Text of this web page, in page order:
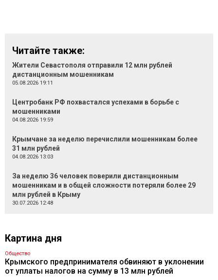
Читайте также:
Жители Севастополя отправили 12 млн рублей
дистанционным мошенникам
05.08.2026 19:11
Центробанк РФ похвастался успехами в борьбе с
мошенниками
04.08.2026 19:59
Крымчане за неделю перечислили мошенникам более
31 млн рублей
04.08.2026 13:03
За неделю 36 человек поверили дистанционным
мошенникам и в общей сложности потеряли более 29
млн рублей в Крыму
30.07.2026 12:48
Картина дня
Общество
Крымского предпринимателя обвиняют в уклонении
от уплаты налогов на сумму в 13 млн рублей